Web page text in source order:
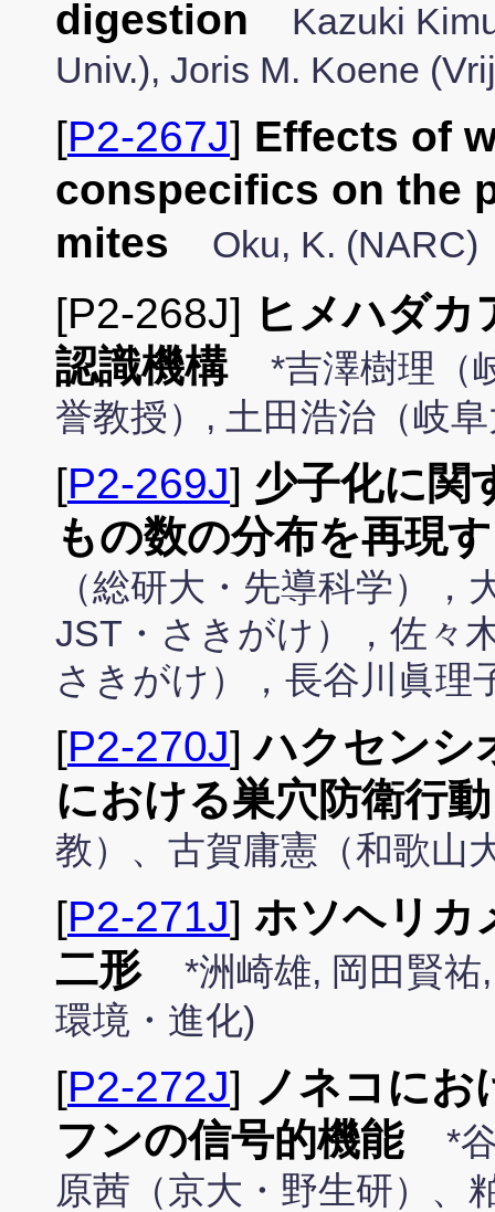
digestion
Kazuki
Univ.), Joris M. Koene
[P2-267J] Effects of
conspecifics on the
mites
Oku, K. (NARC)
[P2-268J] ヒメハダカ
認識機構
*吉澤樹理（
誉教授）, 土田浩治（岐
[P2-269J] 少子化に関
もの数の分布を再現
（総研大・先導科学）
JST・さきがけ），佐々
さきがけ），長谷川眞理
[P2-270J]ハクセンシ
における巣穴防衛行動
教）、古賀庸憲（和歌山
[P2-271J] ホソヘリカ
二形
*洲崎雄, 岡田賢
環境・進化)
[P2-272J] ノネコにお
フンの信号的機能
*
原茜（京大・野生研）、